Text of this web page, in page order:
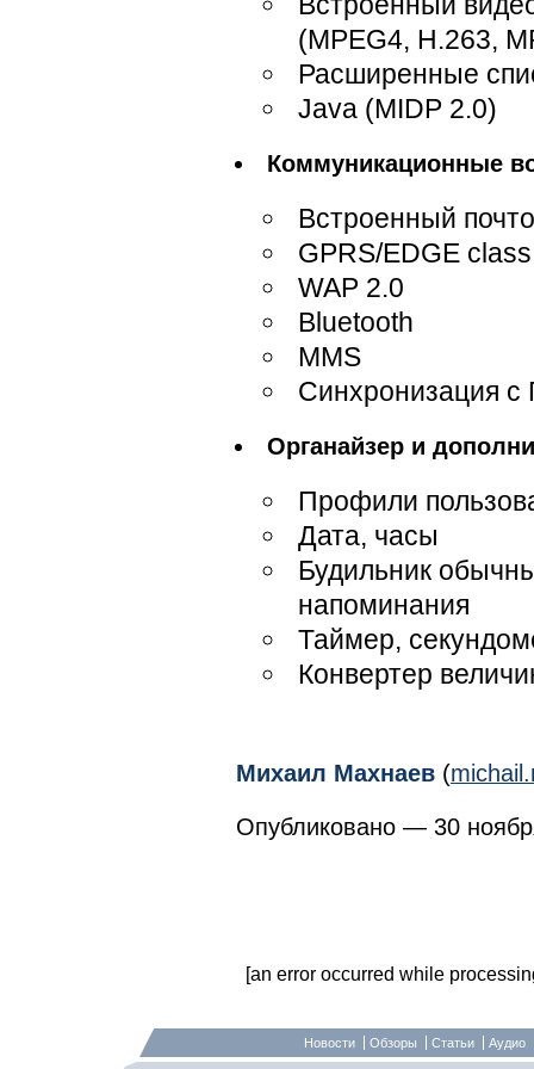
(MPEG4, H.263,
Расширенные
Java (MIDP 2.0)
Коммуникационные
Встроенный
GPRS/EDGE
WAP 2.0
Bluetooth
MMS
Синхронизация с
Органайзер и
Профили
Дата, часы
Будильник
напоминания
Таймер,
Конвертер
Михаил Махнаев (
Опубликовано — 30
[an error occurred while
Новости Обзоры Статьи Аудио